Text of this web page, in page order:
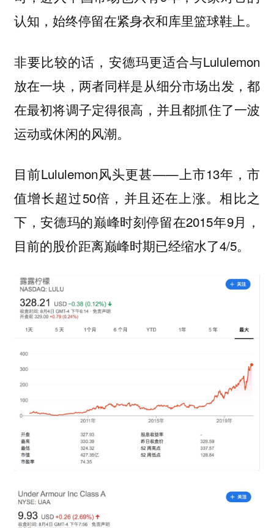
认知，始终停留在紧身衣和库里篮球鞋上。
非要比较的话，安德玛更适合与Lululemon
放在一块，两者同样是从细分市场出发，都
在最初将调子定得很高，并且都抓住了一波
运动或休闲的风潮。
目前Lululemon风头更甚——上市13年，市
值增长超过50倍，并且还在上涨。相比之
下，安德玛的巅峰时刻停留在2015年9月，
目前的股价距离巅峰时期已经缩水了4/5。